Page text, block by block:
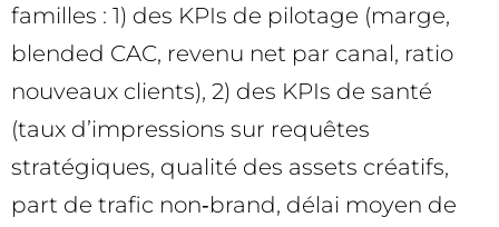
familles : 1) des KPIs de pilotage (marge,
blended CAC, revenu net par canal, ratio
nouveaux clients), 2) des KPIs de santé
(taux d’impressions sur requêtes
stratégiques, qualité des assets créatifs,
part de trafic non‑brand, délai moyen de